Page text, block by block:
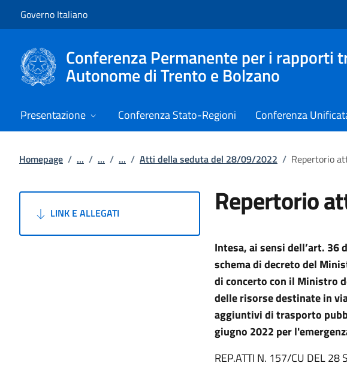
Governo Italiano
Conferenza Permanente per i rapporti
Autonome di Trento e Bolzano
Presentazione Conferenza Stato-Regioni Conferenza
Homepage / ... / ... / ... / Atti della seduta del 28/09/2022 / Repertorio
LINK E ALLEGATI Repertorio
Intesa, ai sensi dell’art. 36
schema di decreto del
di concerto con il Ministro
delle risorse destinate in
aggiuntivi di trasporto
giugno 2022 per
REP.ATTI N. 157/CU DEL 28